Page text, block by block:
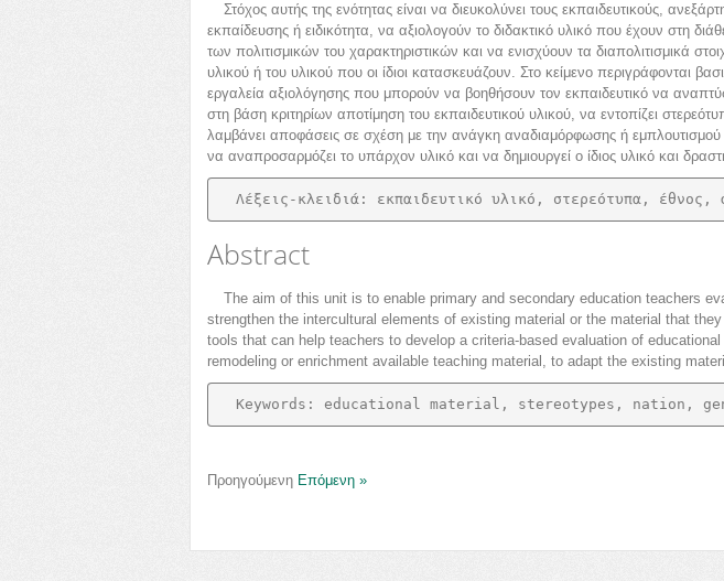
Στόχος αυτής της ενότητας είναι να διευκολύνει τους εκπαιδευτικούς,
εκπαίδευσης ή ειδικότητα, να αξιολογούν το διδακτικό υλικό που έχουν στη
των πολιτισμικών του χαρακτηριστικών και να ενισχύουν τα διαπολιτισμικά
υλικού ή του υλικού που οι ίδιοι κατασκευάζουν. Στο κείμενο περιγράφονται
εργαλεία αξιολόγησης που μπορούν να βοηθήσουν τον εκπαιδευτικό να
στη βάση κριτηρίων αποτίμηση του εκπαιδευτικού υλικού, να εντοπίζει
λαμβάνει αποφάσεις σε σχέση με την ανάγκη αναδιαμόρφωσης ή εμπλουτισμού
να αναπροσαρμόζει το υπάρχον υλικό και να δημιουργεί ο ίδιος υλικό και
Λέξεις-κλειδιά: εκπαιδευτικό υλικό, στερεότυπα, έθνος,
Abstract
The aim of this unit is to enable primary and secondary education teachers
strengthen the intercultural elements of existing material or the material that
tools that can help teachers to develop a criteria-based evaluation of
remodeling or enrichment available teaching material, to adapt the existing
Keywords: educational material, stereotypes, nation,
Προηγούμενη Επόμενη »